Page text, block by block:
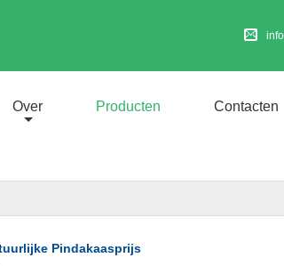
Over Producten Contacten
Pindakaasprijs